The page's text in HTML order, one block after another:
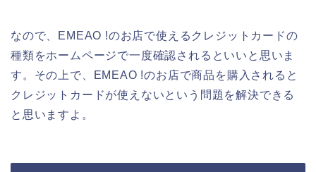
なので、EMEAO !のお店で使えるクレジットカードの
種類をホームページで一度確認されるといいと思いま
す。その上で、EMEAO !のお店で商品を購入されると
クレジットカードが使えないという問題を解決できる
と思いますよ。